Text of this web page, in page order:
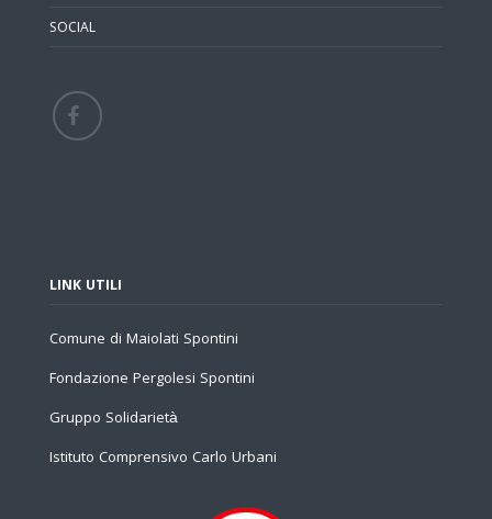
SOCIAL
LINK UTILI
Comune di Maiolati Spontini
Fondazione Pergolesi Spontini
Gruppo Solidarietà
Istituto Comprensivo Carlo Urbani